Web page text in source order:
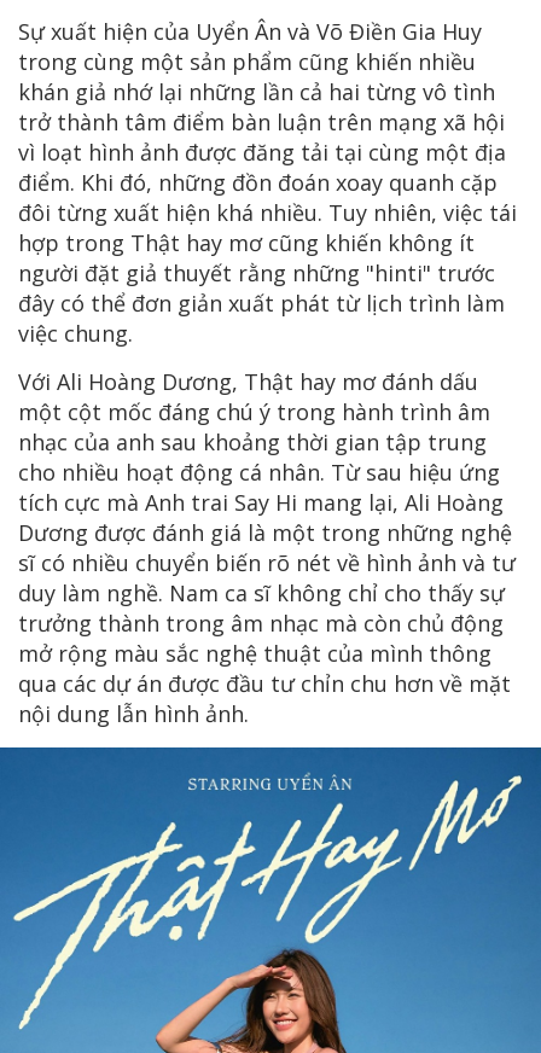
Sự xuất hiện của Uyển Ân và Võ Điền Gia Huy
trong cùng một sản phẩm cũng khiến nhiều
khán giả nhớ lại những lần cả hai từng vô tình
trở thành tâm điểm bàn luận trên mạng xã hội
vì loạt hình ảnh được đăng tải tại cùng một địa
điểm. Khi đó, những đồn đoán xoay quanh cặp
đôi từng xuất hiện khá nhiều. Tuy nhiên, việc tái
hợp trong Thật hay mơ cũng khiến không ít
người đặt giả thuyết rằng những "hinti" trước
đây có thể đơn giản xuất phát từ lịch trình làm
việc chung.
Với Ali Hoàng Dương, Thật hay mơ đánh dấu
một cột mốc đáng chú ý trong hành trình âm
nhạc của anh sau khoảng thời gian tập trung
cho nhiều hoạt động cá nhân. Từ sau hiệu ứng
tích cực mà Anh trai Say Hi mang lại, Ali Hoàng
Dương được đánh giá là một trong những nghệ
sĩ có nhiều chuyển biến rõ nét về hình ảnh và tư
duy làm nghề. Nam ca sĩ không chỉ cho thấy sự
trưởng thành trong âm nhạc mà còn chủ động
mở rộng màu sắc nghệ thuật của mình thông
qua các dự án được đầu tư chỉn chu hơn về mặt
nội dung lẫn hình ảnh.